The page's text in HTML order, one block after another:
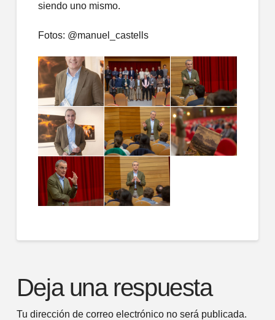
siendo uno mismo.
Fotos: @manuel_castells
Deja una respuesta
Tu dirección de correo electrónico no será publicada.